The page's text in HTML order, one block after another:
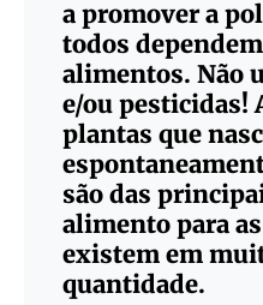
a promover a
todos
alimentos. Não
e/ou pesticidas!
plantas que
são das
alimento para
existem em
quantidade.